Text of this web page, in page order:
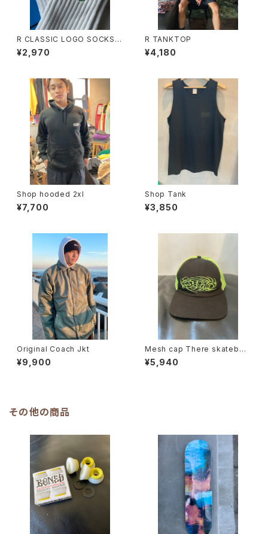
R CLASSIC LOGO SOCKS S
HORT
¥2,970
R TANKTOP
¥4,180
Shop hooded 2xl
¥7,700
Shop Tank
¥3,850
Original Coach Jkt
¥9,900
Mesh cap There skateboa
rds
¥5,940
その他の商品